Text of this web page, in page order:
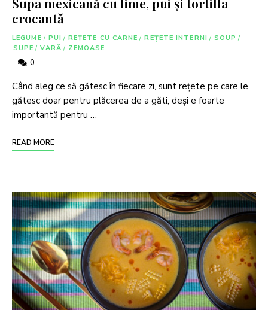
crocantă
LEGUME / PUI / REȚETE CU CARNE / REȚETE INTERNI / SOUP /
SUPE / VARĂ / ZEMOASE
0
Când aleg ce să gătesc în fiecare zi, sunt rețete pe care le
gătesc doar pentru plăcerea de a găti, deși e foarte
importantă pentru …
READ MORE